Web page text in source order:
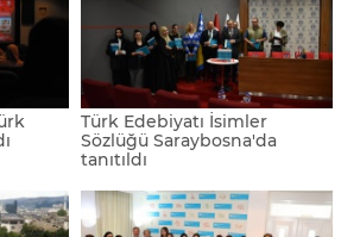
Türk Edebiyatı İsimler
Sözlüğü Saraybosna'da
tanıtıldı